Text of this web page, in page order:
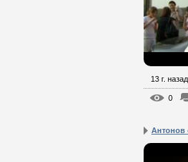
13 г. назад
0
Антонов